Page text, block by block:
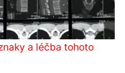
a léčba tohoto